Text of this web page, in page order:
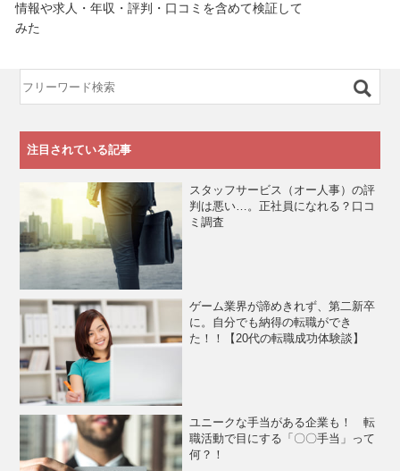
情報や求人・年収・評判・口コミを含めて検証して
みた
注目されている記事
スタッフサービス（オー人事）の評
判は悪い…。正社員になれる？口コ
ミ調査
ゲーム業界が諦めきれず、第二新卒
に。自分でも納得の転職ができ
た！！【20代の転職成功体験談】
ユニークな手当がある企業も！ 転
職活動で目にする「〇〇手当」って
何？！